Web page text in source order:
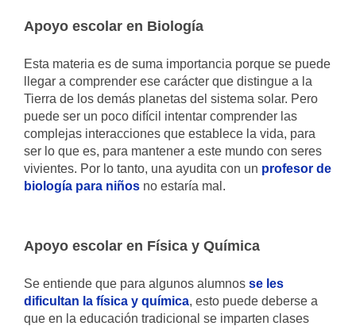
Apoyo escolar en Biología
Esta materia es de suma importancia porque se puede
llegar a comprender ese carácter que distingue a la
Tierra de los demás planetas del sistema solar. Pero
puede ser un poco difícil intentar comprender las
complejas interacciones que establece la vida, para
ser lo que es, para mantener a este mundo con seres
vivientes. Por lo tanto, una ayudita con un profesor de
biología para niños no estaría mal.
Apoyo escolar en Física y Química
Se entiende que para algunos alumnos se les
dificultan la física y química, esto puede deberse a
que en la educación tradicional se imparten clases